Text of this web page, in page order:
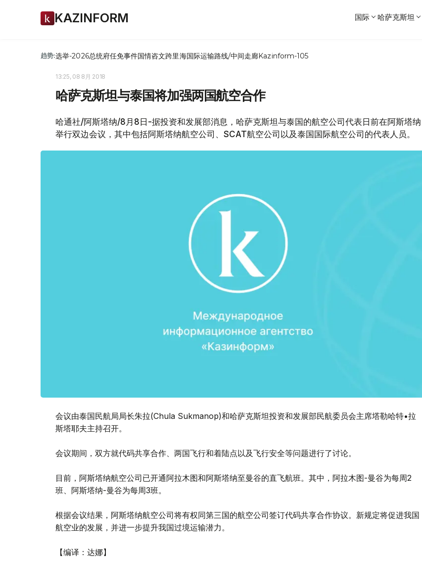
KAZINFORM 国际 哈萨克斯坦
趋势:选举-2026总统府任免事件国情咨文跨里海国际运输路线/中间走廊Kazinform-105
13:25, 08 8月 2018
哈萨克斯坦与泰国将加强两国航空合作
哈通社/阿斯塔纳/8月8日-据投资和发展部消息，哈萨克斯坦与泰国的航空公司代表日前在阿斯塔纳
举行双边会议，其中包括阿斯塔纳航空公司、SCAT航空公司以及泰国国际航空公司的代表人员。
会议由泰国民航局局长朱拉(Chula Sukmanop)和哈萨克斯坦投资和发展部民航委员会主席塔勒哈特•拉
斯塔耶夫主持召开。
会议期间，双方就代码共享合作、两国飞行和着陆点以及飞行安全等问题进行了讨论。
目前，阿斯塔纳航空公司已开通阿拉木图和阿斯塔纳至曼谷的直飞航班。其中，阿拉木图-曼谷为每周2
班、阿斯塔纳-曼谷为每周3班。
根据会议结果，阿斯塔纳航空公司将有权同第三国的航空公司签订代码共享合作协议。新规定将促进我国
航空业的发展，并进一步提升我国过境运输潜力。
【编译：达娜】